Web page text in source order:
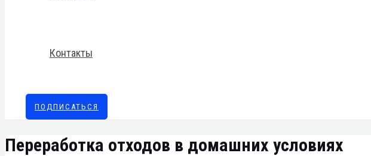
Контакты
ПОДПИСАТЬСЯ
Переработка отходов в домашних условиях